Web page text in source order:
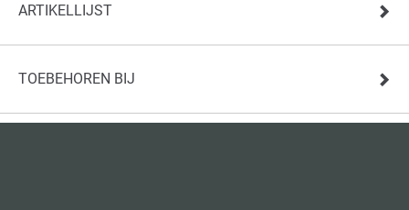
ARTIKELLIJST
TOEBEHOREN BIJ